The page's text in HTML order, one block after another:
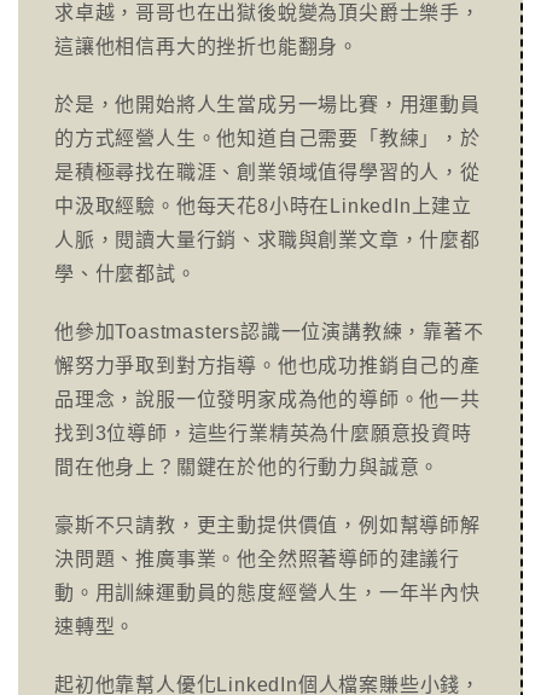
求卓越，哥哥也在出獄後蛻變為頂尖爵士樂手，
這讓他相信再大的挫折也能翻身。
於是，他開始將人生當成另一場比賽，用運動員
的方式經營人生。他知道自己需要「教練」，於
是積極尋找在職涯、創業領域值得學習的人，從
中汲取經驗。他每天花8小時在LinkedIn上建立
人脈，閱讀大量行銷、求職與創業文章，什麼都
學、什麼都試。
他參加Toastmasters認識一位演講教練，靠著不
懈努力爭取到對方指導。他也成功推銷自己的產
品理念，說服一位發明家成為他的導師。他一共
找到3位導師，這些行業精英為什麼願意投資時
間在他身上？關鍵在於他的行動力與誠意。
豪斯不只請教，更主動提供價值，例如幫導師解
決問題、推廣事業。他全然照著導師的建議行
動。用訓練運動員的態度經營人生，一年半內快
速轉型。
起初他靠幫人優化LinkedIn個人檔案賺些小錢，